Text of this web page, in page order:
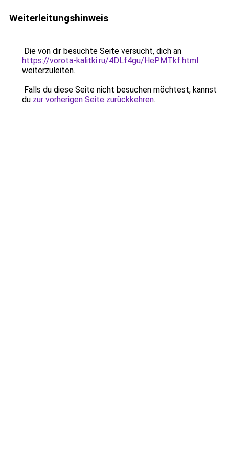
Weiterleitungshinweis
Die von dir besuchte Seite versucht, dich an
https://vorota-kalitki.ru/4DLf4gu/HePMTkf.html
weiterzuleiten.
Falls du diese Seite nicht besuchen möchtest, kannst
du zur vorherigen Seite zurückkehren.